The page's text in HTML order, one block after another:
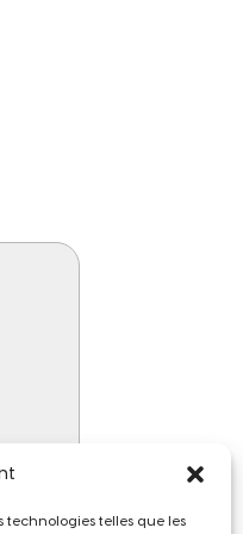
technologies telles que les